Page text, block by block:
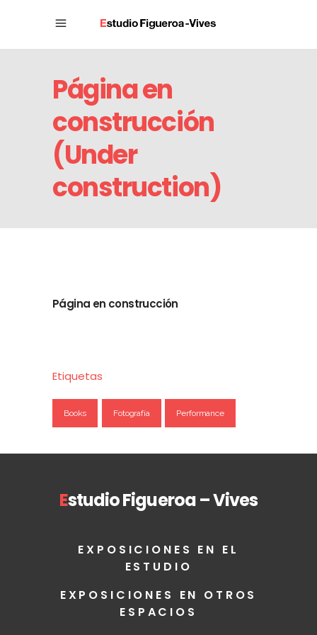
Página en
construcción
(Under
construction)
Página en construcción
Etiquetas
Books Fotografía Performance
Estudio Figueroa – Vives
EXPOSICIONES EN EL
ESTUDIO
EXPOSICIONES EN OTROS
ESPACIOS